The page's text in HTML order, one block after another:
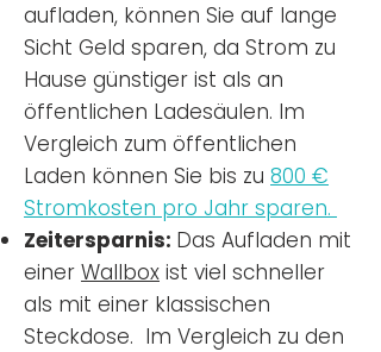
aufladen, können Sie auf lange
Sicht Geld sparen, da Strom zu
Hause günstiger ist als an
öffentlichen Ladesäulen. Im
Vergleich zum öffentlichen
Laden können Sie bis zu 800 €
Stromkosten pro Jahr sparen.
Zeitersparnis: Das Aufladen mit
einer Wallbox ist viel schneller
als mit einer klassischen
Steckdose. Im Vergleich zu den